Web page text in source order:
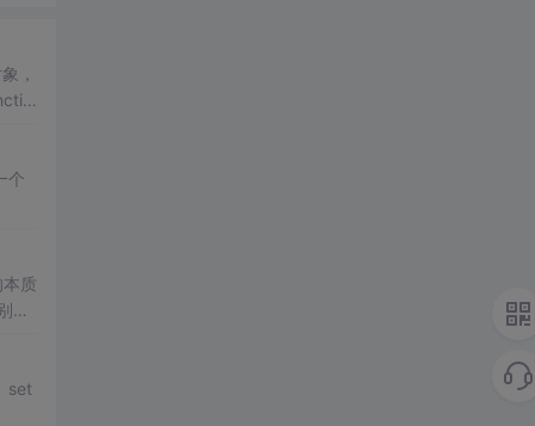
，
个
质
称